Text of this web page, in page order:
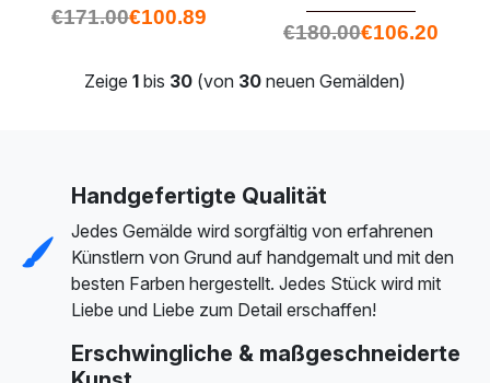
€171.00€100.89
€180.00€106.20
Zeige 1 bis 30 (von 30 neuen Gemälden)
Handgefertigte Qualität
Jedes Gemälde wird sorgfältig von erfahrenen
Künstlern von Grund auf handgemalt und mit den
besten Farben hergestellt. Jedes Stück wird mit
Liebe und Liebe zum Detail erschaffen!
Erschwingliche & maßgeschneiderte